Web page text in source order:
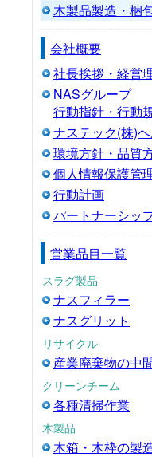
木製品製造・梱
会社概要
社長挨拶・経営
NASグループ
行動指針・行動
ナステック(株)
環境方針・品質
個人情報保護管
行動計画
パートナーシッ
営業品目一覧
スラグ製品
ナスフィラー
ナスグリット
リサイクル
産業廃棄物の中
クリーンチーム
各種清掃作業
木製品
木箱・木枠の製